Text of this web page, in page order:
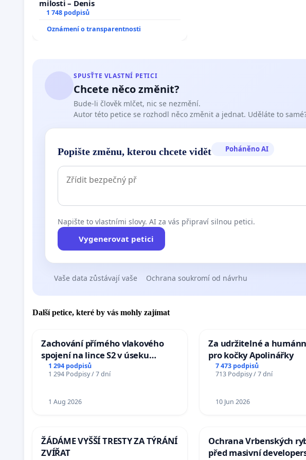
milosti – Denis
1 748 podpisů
Oznámení o transparentnosti
SPUSŤTE VLASTNÍ PETICI
Chcete něco změnit?
Bude-li člověk mlčet, nic se nezmění.
Autor této petice se rozhodl něco změnit a jednat. Uděláte to
Popište změnu, kterou chcete vidět Poháněno AI
Napište to vlastními slovy. AI za vás připraví silnou petici.
Vygenerovat petici
Vaše data zůstávají vaše Ochrana soukromí od návrhu
Další petice, které by vás mohly zajímat
Zachování přímého vlakového
spojení na lince S2 v úseku
Ostrava – Bohumín – Karviná –
Mosty u Jablunkova
1 294 podpisů
1 294 Podpisy / 7 dní
1 Aug 2026
Za udržitelné a
pro kočky Apolinářky
7 473 podpisů
713 Podpisy / 7 dní
10 Jun 2026
ŽÁDÁME VYŠŠÍ TRESTY ZA TÝRÁNÍ
ZVÍŘAT
Ochrana Vrbenských
před masivní